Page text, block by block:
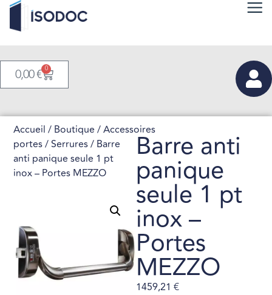
0,00€ 0
Accueil / Boutique /Accessoires
portes/Serrures/ Barre
anti panique seule 1 pt
inox – Portes MEZZO
Barre anti
panique
seule 1 pt
inox –
Portes
MEZZO
1459,21 €